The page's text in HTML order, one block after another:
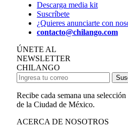
Descarga media kit
Suscríbete
¿Quieres anunciarte con
contacto@chilango.com
ÚNETE AL
NEWSLETTER
CHILANGO
Recibe cada semana una
de la Ciudad de México.
ACERCA DE NOSOTROS